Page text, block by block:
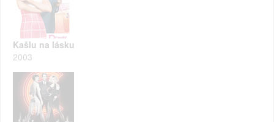
Kašlu na lásku
2003